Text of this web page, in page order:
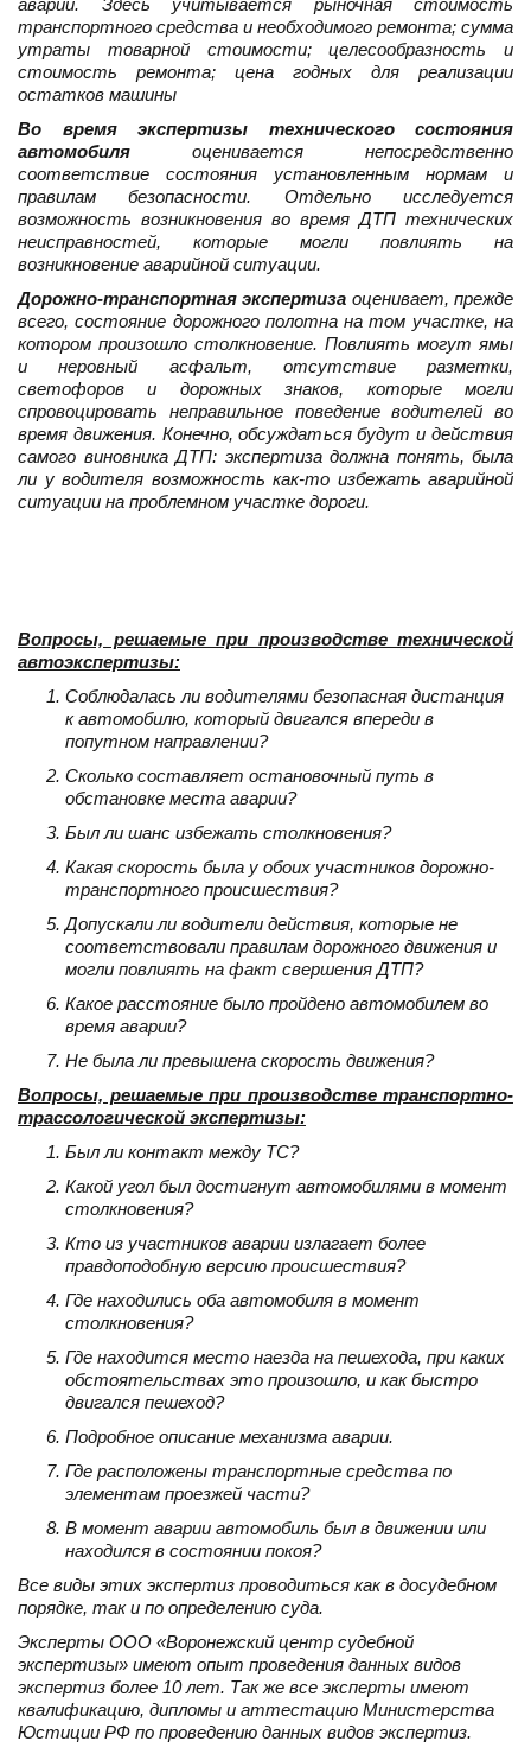
аварии. Здесь учитывается рыночная стоимость
транспортного средства и необходимого ремонта; сумма
утраты товарной стоимости; целесообразность и
стоимость ремонта; цена годных для реализации
остатков машины
Во время экспертизы технического состояния
автомобиля оценивается непосредственно
соответствие состояния установленным нормам и
правилам безопасности. Отдельно исследуется
возможность возникновения во время ДТП технических
неисправностей, которые могли повлиять на
возникновение аварийной ситуации.
Дорожно-транспортная экспертиза оценивает, прежде
всего, состояние дорожного полотна на том участке, на
котором произошло столкновение. Повлиять могут ямы
и неровный асфальт, отсутствие разметки,
светофоров и дорожных знаков, которые могли
спровоцировать неправильное поведение водителей во
время движения. Конечно, обсуждаться будут и действия
самого виновника ДТП: экспертиза должна понять, была
ли у водителя возможность как-то избежать аварийной
ситуации на проблемном участке дороги.
Вопросы, решаемые при производстве технической
автоэкспертизы:
Соблюдалась ли водителями безопасная дистанция
к автомобилю, который двигался впереди в
попутном направлении?
Сколько составляет остановочный путь в
обстановке места аварии?
Был ли шанс избежать столкновения?
Какая скорость была у обоих участников дорожно-
транспортного происшествия?
Допускали ли водители действия, которые не
соответствовали правилам дорожного движения и
могли повлиять на факт свершения ДТП?
Какое расстояние было пройдено автомобилем во
время аварии?
Не была ли превышена скорость движения?
Вопросы, решаемые при производстве транспортно-
трассологической экспертизы:
Был ли контакт между ТС?
Какой угол был достигнут автомобилями в момент
столкновения?
Кто из участников аварии излагает более
правдоподобную версию происшествия?
Где находились оба автомобиля в момент
столкновения?
Где находится место наезда на пешехода, при каких
обстоятельствах это произошло, и как быстро
двигался пешеход?
Подробное описание механизма аварии.
Где расположены транспортные средства по
элементам проезжей части?
В момент аварии автомобиль был в движении или
находился в состоянии покоя?
Все виды этих экспертиз проводиться как в досудебном
порядке, так и по определению суда.
Эксперты ООО «Воронежский центр судебной
экспертизы» имеют опыт проведения данных видов
экспертиз более 10 лет. Так же все эксперты имеют
квалификацию, дипломы и аттестацию Министерства
Юстиции РФ по проведению данных видов экспертиз.